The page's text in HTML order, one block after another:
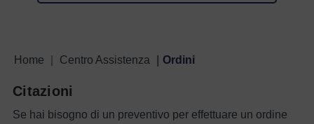
Home Centro Assistenza Ordini
Citazioni
Se hai bisogno di un preventivo per effettuare un ordine